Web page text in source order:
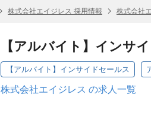
株式会社エイジレス 採用情報 株式会社
【アルバイト】インサ
【アルバイト】インサイドセールス
株式会社エイジレス の求人一覧